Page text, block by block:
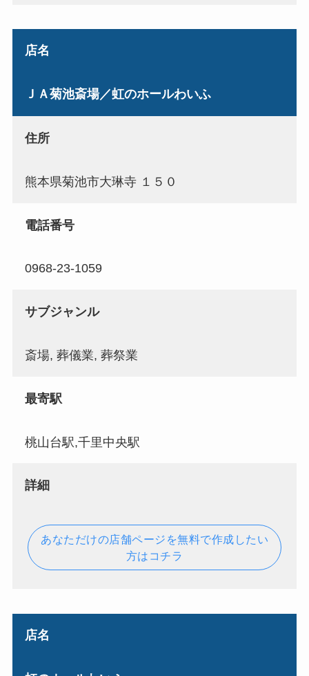
店名
ＪＡ菊池斎場／虹のホールわいふ
住所
熊本県菊池市大琳寺 １５０
電話番号
0968-23-1059
サブジャンル
斎場, 葬儀業, 葬祭業
最寄駅
桃山台駅,千里中央駅
詳細
あなただけの店舗ページを無料で作成したい
方はコチラ
店名